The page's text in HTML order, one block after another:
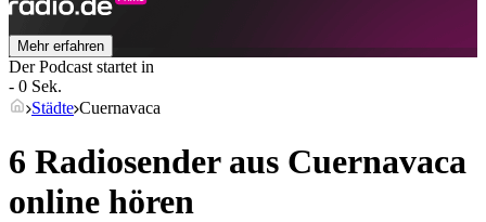
Mehr erfahren
Der Podcast startet in
- 0 Sek.
Städte Cuernavaca
6 Radiosender aus Cuernavaca
online hören